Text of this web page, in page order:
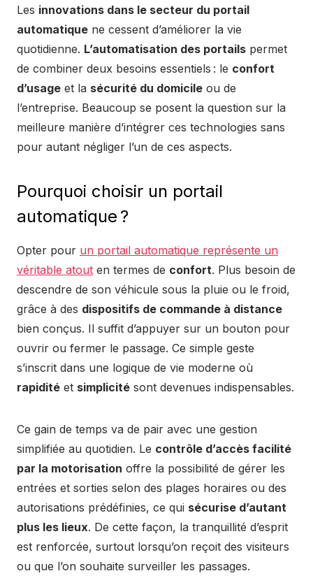
Les innovations dans le secteur du portail
automatique ne cessent d’améliorer la vie
quotidienne. L’automatisation des portails permet
de combiner deux besoins essentiels : le confort
d’usage et la sécurité du domicile ou de
l’entreprise. Beaucoup se posent la question sur la
meilleure manière d’intégrer ces technologies sans
pour autant négliger l’un de ces aspects.
Pourquoi choisir un portail
automatique ?
Opter pour un portail automatique représente un
véritable atout en termes de confort. Plus besoin de
descendre de son véhicule sous la pluie ou le froid,
grâce à des dispositifs de commande à distance
bien conçus. Il suffit d’appuyer sur un bouton pour
ouvrir ou fermer le passage. Ce simple geste
s’inscrit dans une logique de vie moderne où
rapidité et simplicité sont devenues indispensables.
Ce gain de temps va de pair avec une gestion
simplifiée au quotidien. Le contrôle d’accès facilité
par la motorisation offre la possibilité de gérer les
entrées et sorties selon des plages horaires ou des
autorisations prédéfinies, ce qui sécurise d’autant
plus les lieux. De cette façon, la tranquillité d’esprit
est renforcée, surtout lorsqu’on reçoit des visiteurs
ou que l’on souhaite surveiller les passages.